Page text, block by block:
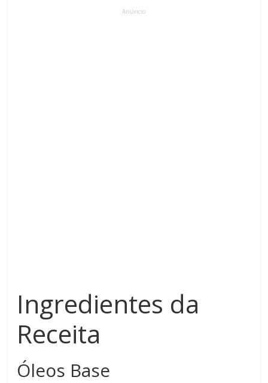
Anúncio
Ingredientes da
Receita
Óleos Base